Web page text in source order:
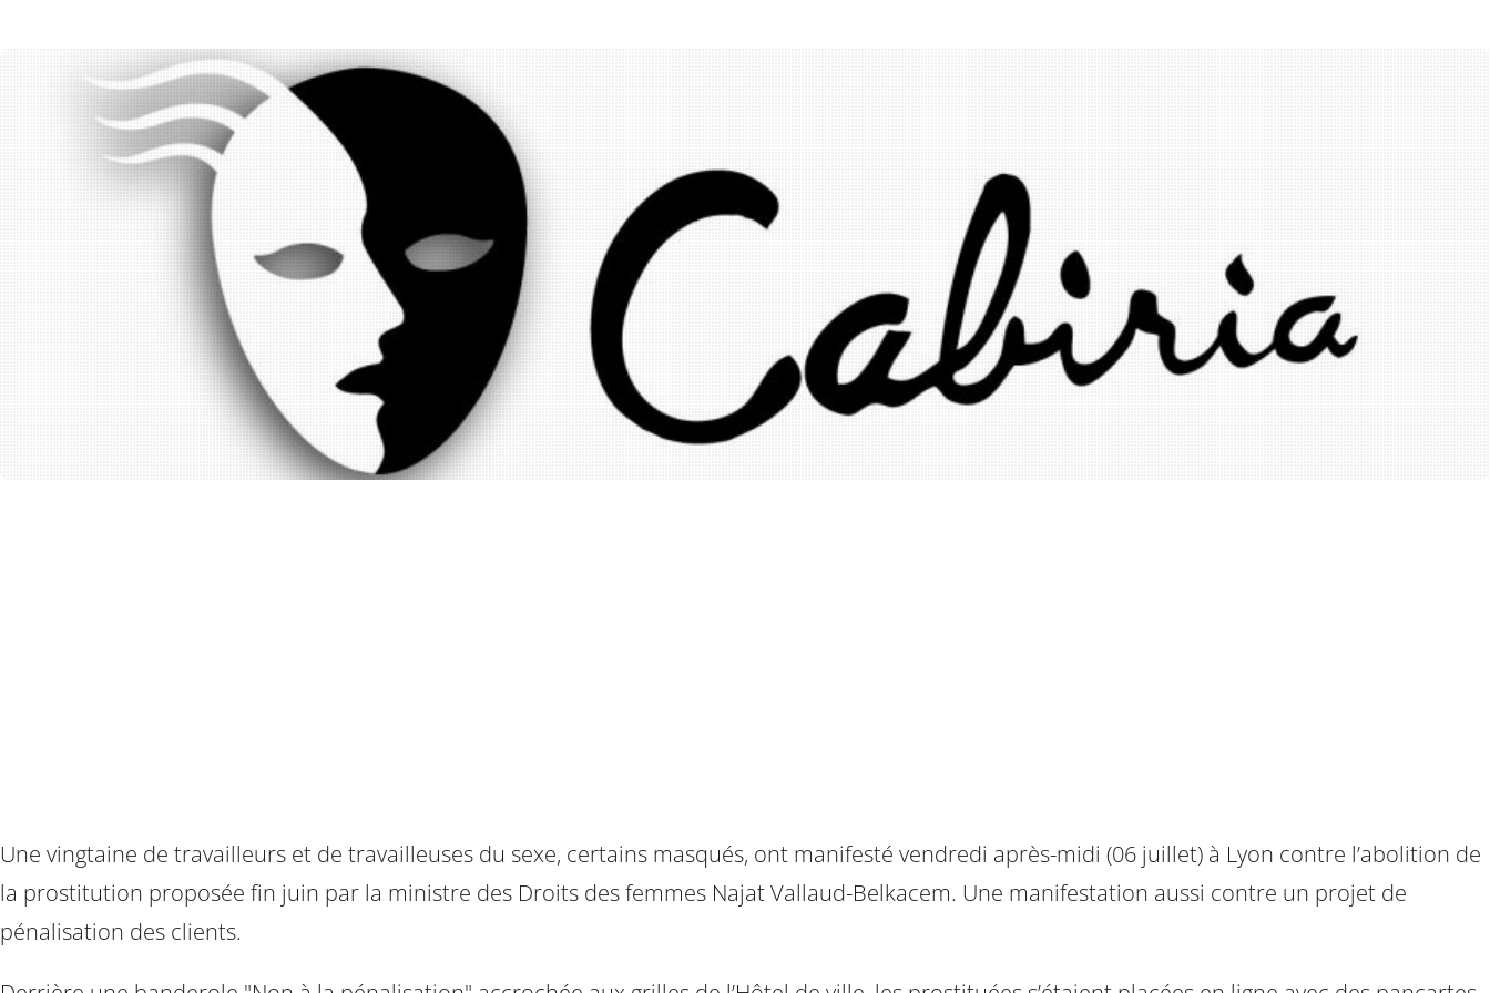
Une vingtaine de travailleurs et de travailleuses du sexe, certains masqués, ont manifesté vendredi après-midi (06 juillet) à Lyon contre l’abolition de
la prostitution proposée fin juin par la ministre des Droits des femmes Najat Vallaud-Belkacem. Une manifestation aussi contre un projet de
pénalisation des clients.